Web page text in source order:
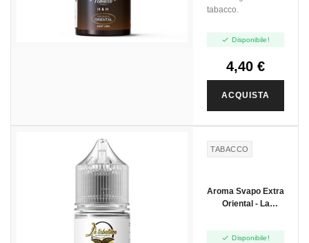
tabacco.
 Disponibile!
4,40 €
ACQUISTA
TABACCO
Aroma Svapo Extra
Oriental - La
 Disponibile!